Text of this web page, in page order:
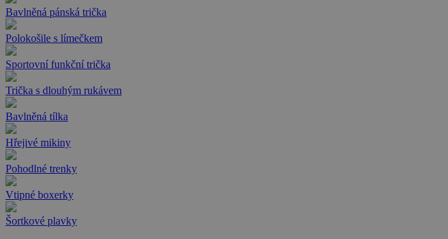
Bavlněná pánská trička
Polokošile s límečkem
Sportovní funkční trička
Trička s dlouhým rukávem
Bavlněná tílka
Hřejivé mikiny
Pohodlné trenky
Vtipné boxerky
Šortkové plavky